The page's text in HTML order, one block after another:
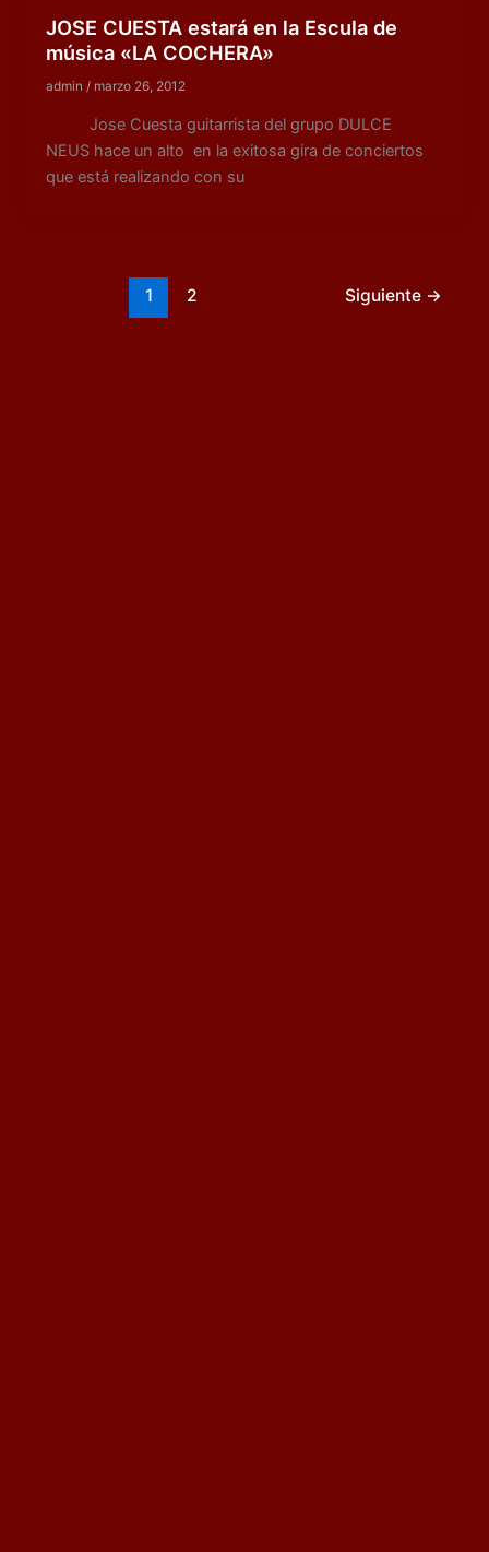
JOSE CUESTA estará en la Escula de
música «LA COCHERA»
admin / marzo 26, 2012
Jose Cuesta guitarrista del grupo DULCE
NEUS hace un alto en la exitosa gira de conciertos
que está realizando con su
1 2 Siguiente →